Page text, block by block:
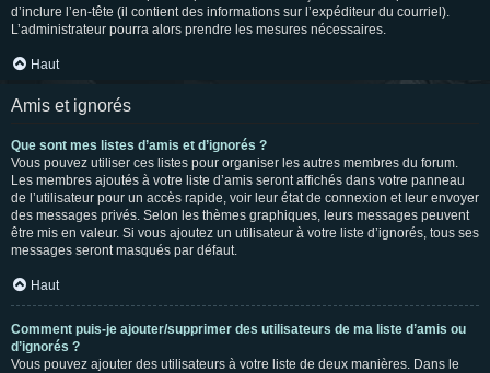
d’inclure l’en-tête (il contient des informations sur l’expéditeur du courriel).
L’administrateur pourra alors prendre les mesures nécessaires.
Haut
Amis et ignorés
Que sont mes listes d’amis et d’ignorés ?
Vous pouvez utiliser ces listes pour organiser les autres membres du forum.
Les membres ajoutés à votre liste d’amis seront affichés dans votre panneau
de l’utilisateur pour un accès rapide, voir leur état de connexion et leur envoyer
des messages privés. Selon les thèmes graphiques, leurs messages peuvent
être mis en valeur. Si vous ajoutez un utilisateur à votre liste d’ignorés, tous ses
messages seront masqués par défaut.
Haut
Comment puis-je ajouter/supprimer des utilisateurs de ma liste d’amis ou
d’ignorés ?
Vous pouvez ajouter des utilisateurs à votre liste de deux manières. Dans le